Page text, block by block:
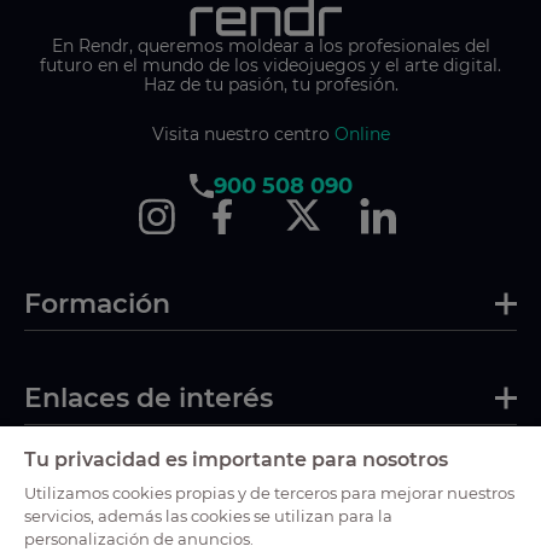
En Rendr, queremos moldear a los profesionales del
futuro en el mundo de los videojuegos y el arte digital.
Haz de tu pasión, tu profesión.
Visita nuestro centro Online
900 508 090
Formación
Enlaces de interés
Certificaciones
Tu privacidad es importante para nosotros
Utilizamos cookies propias y de terceros para mejorar nuestros
servicios, además las cookies se utilizan para la
personalización de anuncios.